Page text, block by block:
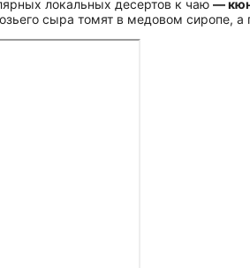
локальных десертов к чаю —
сыра томят в медовом